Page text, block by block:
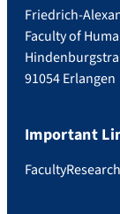
Friedrich-
Faculty of
91054 Erlangen
Important
FacultyResearch